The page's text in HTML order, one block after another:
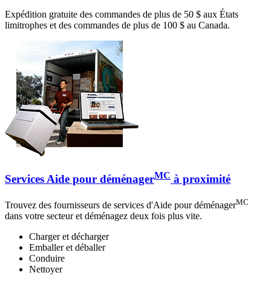
Expédition gratuite des commandes de plus de 50 $ aux États
limitrophes et des commandes de plus de 100 $ au Canada.
Services Aide pour déménagerMC à proximité
Trouvez des fournisseurs de services d'Aide pour déménagerMC
dans votre secteur et déménagez deux fois plus vite.
Charger et décharger
Emballer et déballer
Conduire
Nettoyer